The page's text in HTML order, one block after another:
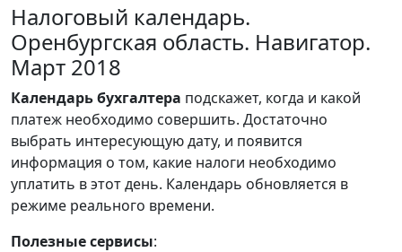
Налоговый календарь.
Оренбургская область. Навигатор.
Март 2018
Календарьбухгалтера подскажет, когда и какой
платеж необходимо совершить. Достаточно
выбрать интересующую дату, и появится
информация о том, какие налоги необходимо
уплатить в этот день. Календарь обновляется в
режиме реального времени.
Полезные сервисы: